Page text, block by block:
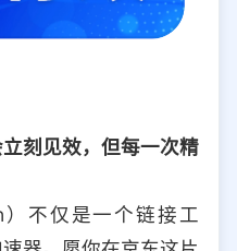
刻见效，但每一次精
不仅是一个链接工